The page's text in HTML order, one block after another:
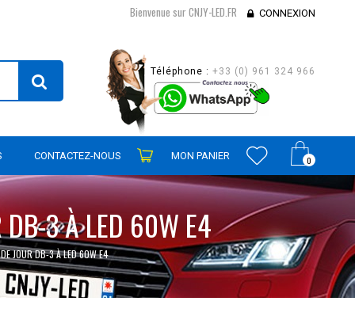
Bienvenue sur CNJY-LED.FR CONNEXION
Téléphone : +33 (0) 961 324 966
0
CONTACTEZ-NOUS MON PANIER
DB-3 À LED 60W E4
JOUR DB-3 À LED 60W E4